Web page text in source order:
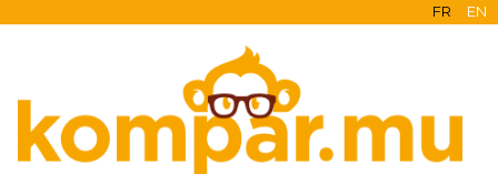
FR EN